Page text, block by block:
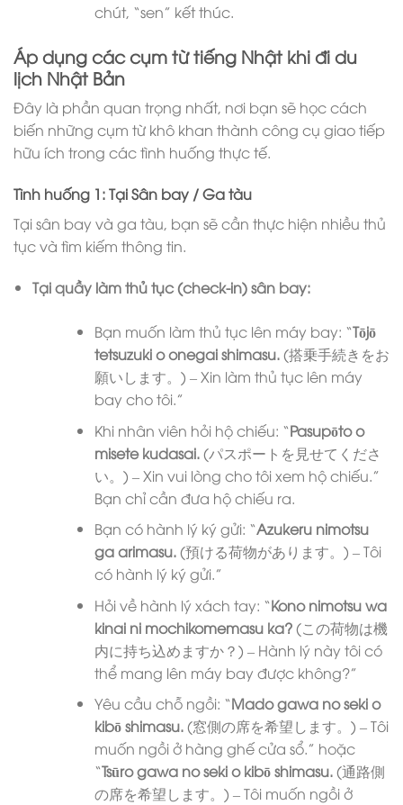
chút, “sen” kết thúc.
Áp dụng các cụm từ tiếng Nhật khi đi du
lịch Nhật Bản
Đây là phần quan trọng nhất, nơi bạn sẽ học cách
biến những cụm từ khô khan thành công cụ giao tiếp
hữu ích trong các tình huống thực tế.
Tình huống 1: Tại Sân bay / Ga tàu
Tại sân bay và ga tàu, bạn sẽ cần thực hiện nhiều thủ
tục và tìm kiếm thông tin.
Tại quầy làm thủ tục (check-in) sân bay:
Bạn muốn làm thủ tục lên máy bay: “Tōjō
tetsuzuki o onegai shimasu.(搭乗手続きをお
願いします。) – Xin làm thủ tục lên máy
bay cho tôi.”
Khi nhân viên hỏi hộ chiếu: “Pasupōto o
misete kudasai.(パスポートを見せてくださ
い。) – Xin vui lòng cho tôi xem hộ chiếu.”
Bạn chỉ cần đưa hộ chiếu ra.
Bạn có hành lý ký gửi: “Azukeru nimotsu
ga arimasu.(預ける荷物があります。) – Tôi
có hành lý ký gửi.”
Hỏi về hành lý xách tay: “Kono nimotsu wa
kinai ni mochikomemasu ka?(この荷物は機
内に持ち込めますか？) – Hành lý này tôi có
thể mang lên máy bay được không?”
Yêu cầu chỗ ngồi: “Mado gawa no seki o
kibō shimasu.(窓側の席を希望します。) – Tôi
muốn ngồi ở hàng ghế cửa sổ.” hoặc
“Tsūro gawa no seki o kibō shimasu.(通路側
の席を希望します。) – Tôi muốn ngồi ở